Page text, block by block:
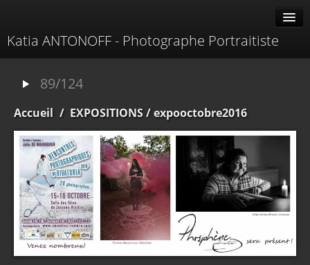
Katia ANTONOFF - Photographe Portraitiste
Contacter
89/124
Accueil / EXPOSITIONS/ expooctobre2016